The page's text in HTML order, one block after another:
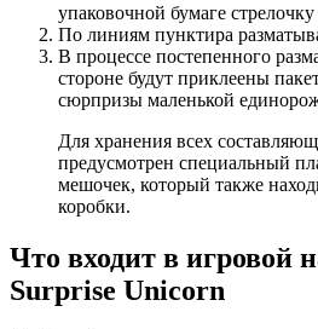
упаковочной бумаге
По линиям пунктира
В процессе постепенного
стороне будут приклеены
сюрпризы маленькой
Для хранения всех
предусмотрен специальный
мешочек, который также
коробки.
Что входит в игровой
Surprise Unicorn